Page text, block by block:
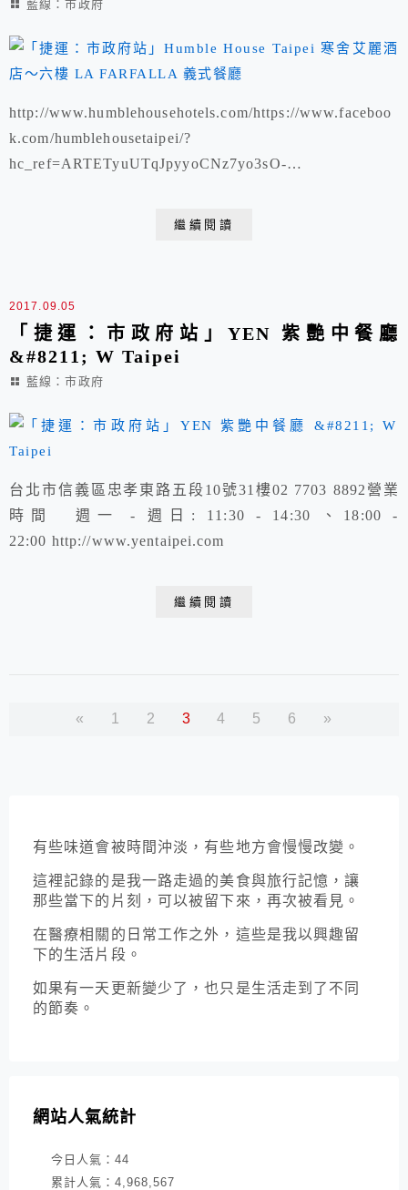
藍線：市政府
http://www.humblehousehotels.com/https://www.faceboo
k.com/humblehousetaipei/?
hc_ref=ARTETyuUTqJpyyoCNz7yo3sO-
繼續閱讀
2017.09.05
「捷運：市政府站」YEN 紫艷中餐廳
&#8211; W Taipei
藍線：市政府
台北市信義區忠孝東路五段10號31樓02 7703 8892營業
時間 週一 - 週日: 11:30 - 14:30 、18:00 -
22:00 http://www.yentaipei.com
繼續閱讀
« 1 2 3 4 5 6 »
有些味道會被時間沖淡，有些地方會慢慢改變。
這裡記錄的是我一路走過的美食與旅行記憶，讓
那些當下的片刻，可以被留下來，再次被看見。
在醫療相關的日常工作之外，這些是我以興趣留
下的生活片段。
如果有一天更新變少了，也只是生活走到了不同
的節奏。
網站人氣統計
今日人氣： 44
累計人氣： 4,968,567